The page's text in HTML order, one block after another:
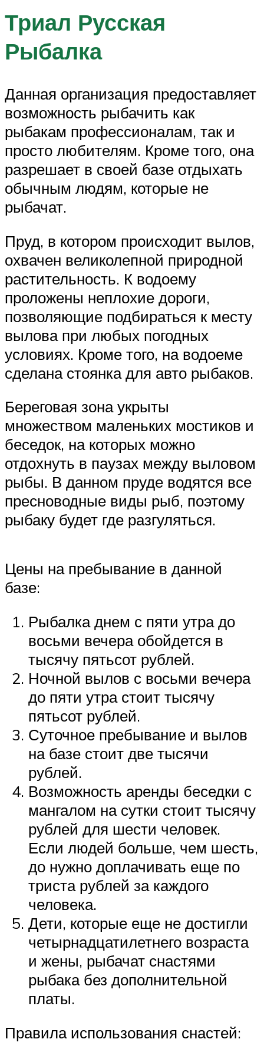
Триал Русская
Рыбалка
Данная организация предоставляет
возможность рыбачить как
рыбакам профессионалам, так и
просто любителям. Кроме того, она
разрешает в своей базе отдыхать
обычным людям, которые не
рыбачат.
Пруд, в котором происходит вылов,
охвачен великолепной природной
растительность. К водоему
проложены неплохие дороги,
позволяющие подбираться к месту
вылова при любых погодных
условиях. Кроме того, на водоеме
сделана стоянка для авто рыбаков.
Береговая зона укрыты
множеством маленьких мостиков и
беседок, на которых можно
отдохнуть в паузах между выловом
рыбы. В данном пруде водятся все
пресноводные виды рыб, поэтому
рыбаку будет где разгуляться.
Цены на пребывание в данной
базе:
Рыбалка днем с пяти утра до
восьми вечера обойдется в
тысячу пятьсот рублей.
Ночной вылов с восьми вечера
до пяти утра стоит тысячу
пятьсот рублей.
Суточное пребывание и вылов
на базе стоит две тысячи
рублей.
Возможность аренды беседки с
мангалом на сутки стоит тысячу
рублей для шести человек.
Если людей больше, чем шесть,
до нужно доплачивать еще по
триста рублей за каждого
человека.
Дети, которые еще не достигли
четырнадцатилетнего возраста
и жены, рыбачат снастями
рыбака без дополнительной
платы.
Правила использования снастей: